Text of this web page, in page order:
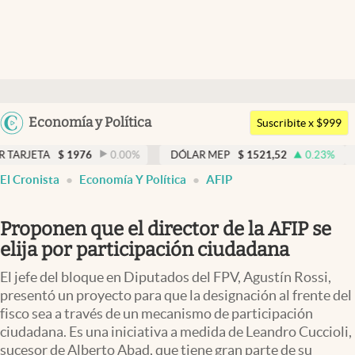
Argentina
Uruguay
Economía y Política
Members
Economía y Política
Finanzas y Mercados
Negocios
Columnistas
Otras secciones
Apertura
Suscribite x $999
1976 0.00 % DÓLAR MEP $ 1521,52 0.23% DÓLAR BNA
El Cronista Economía Y Política AFIP
Proponen que el director de la AFIP se
elija por participación ciudadana
El jefe del bloque en Diputados del FPV, Agustín Rossi,
presentó un proyecto para que la designación al frente del
fisco sea a través de un mecanismo de participación
ciudadana. Es una iniciativa a medida de Leandro Cuccioli,
sucesor de Alberto Abad, que tiene gran parte de su